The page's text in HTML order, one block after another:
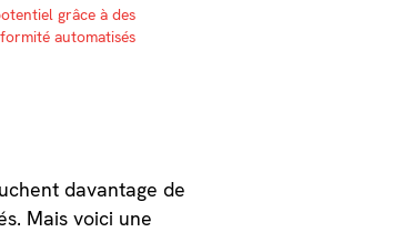
grâce à des
automatisés
davantage de
Mais voici une